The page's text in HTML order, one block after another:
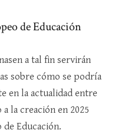
de Educación
a tal fin servirán
sobre cómo se podría
en la actualidad entre
la creación en 2025
Educación.